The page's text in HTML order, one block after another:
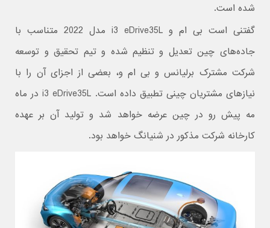
شده است.
گفتنی است بی ام و i3 eDrive35L مدل 2022 متناسب با
جاده‌های چین تعدیل و تنظیم شده و تیم تحقیق و توسعه
شرکت مشترک برلیانس و بی ام و، بعضی از اجزای آن را با
نیازهای مشتریان چینی تطبیق داده است. i3 eDrive35L در ماه
مه پیش رو در چین عرضه خواهد شد و تولید آن بر عهده
کارخانه شرکت مذکور در شنیانگ خواهد بود.